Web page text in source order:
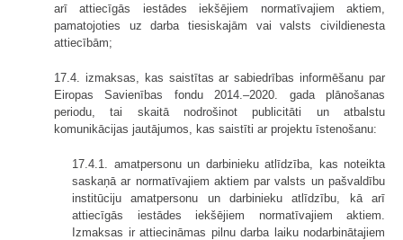
arī attiecīgās iestādes iekšējiem normatīvajiem aktiem,
pamatojoties uz darba tiesiskajām vai valsts civildienesta
attiecībām;
17.4. izmaksas, kas saistītas ar sabiedrības informēšanu par
Eiropas Savienības fondu 2014.–2020. gada plānošanas
periodu, tai skaitā nodrošinot publicitāti un atbalstu
komunikācijas jautājumos, kas saistīti ar projektu īstenošanu:
17.4.1. amatpersonu un darbinieku atlīdzība, kas noteikta
saskaņā ar normatīvajiem aktiem par valsts un pašvaldību
institūciju amatpersonu un darbinieku atlīdzību, kā arī
attiecīgās iestādes iekšējiem normatīvajiem aktiem.
Izmaksas ir attiecināmas pilnu darba laiku nodarbinātajiem